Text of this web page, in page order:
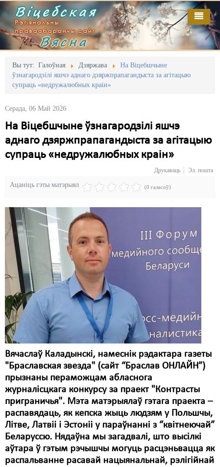
Віцебская
Рэгіянальны
праваабарончы сайт
Вясна
Вы тут: Галоўная Дзяржава
На Віцебшчыне
ўзнагародзілі яшчэ аднаго дзяржпрапагандыста за агітацыю
супраць «недружалюбных краін»
Серада, 06 Май 2026
На Віцебшчыне ўзнагародзілі яшчэ
аднаго дзяржпрапагандыста за агітацыю
супраць «недружалюбных краін»
Друкаваць Эл. пошта
Ацаніць гэты матэрыял (0 галасоў)
Вячаслаў Каладынскі, намеснік рэдактара газеты
"Браславская звезда" (сайт “Браслав ОНЛАЙН”)
прызнаны пераможцам абласнога
журналісцкага конкурсу за праект "Контрасты
приграничья". Мэта матэрыялаў гэтага праекта –
распавядаць, як кепска жыць людзям у Польшчы,
Літве, Латвіі і Эстоніі у параўнанні з “квітнеючай”
Беларуссю. Нядаўна мы загадвалі, што высілкі
аўтара ў гэтым рэчышчы могуць расцэньвацца як
распальванне расавай нацыянальнай, рэлігійнай
Галоўная
Адміністрацыйны перасьлед
Акцыі
Выбары
Грамадзянскія ініцыятывы
Дзяржава
Дыскрымінацыя
Карная псыхіятрыя
КПЧ ААН
Культурныя правы
ЛПП
Мігранты
Мірныя сходы
Палітвязьні
Праваабаронцы
Правы дзіцяці
Пэнітэнцыярная сыстэма
Распальваньне варожасьці
Рознае
Свабода слова
Выданьні
Відэа
Пра нас
RSS